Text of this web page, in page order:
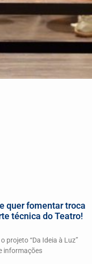
quer fomentar troca
técnica do Teatro!
projeto “Da Ideia à Luz”
informações